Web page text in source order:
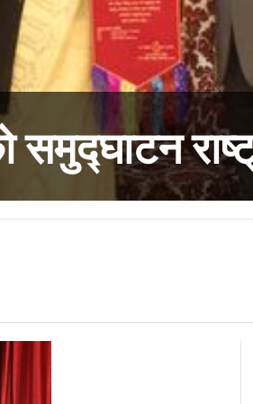
समुद्घाटन